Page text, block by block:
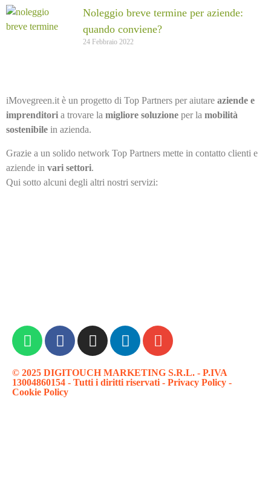
Noleggio breve termine per aziende:
quando conviene?
24 Febbraio 2022
iMovegreen.it è un progetto di Top Partners per aiutare aziende e
imprenditori a trovare la migliore soluzione per la mobilità
sostenibile in azienda.
Grazie a un solido network Top Partners mette in contatto clienti e
aziende in vari settori.
Qui sotto alcuni degli altri nostri servizi:
© 2025 DIGITOUCH MARKETING S.R.L. - P.IVA
13004860154 - Tutti i diritti riservati - Privacy Policy -
Cookie Policy